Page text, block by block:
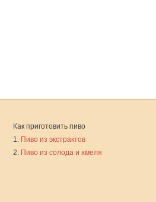
Как приготовить пиво
1. Пиво из экстрактов
2. Пиво из солода и хмеля